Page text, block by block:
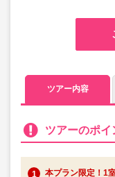
ツアー内容
ツアーのポイ
本プラン限定！1